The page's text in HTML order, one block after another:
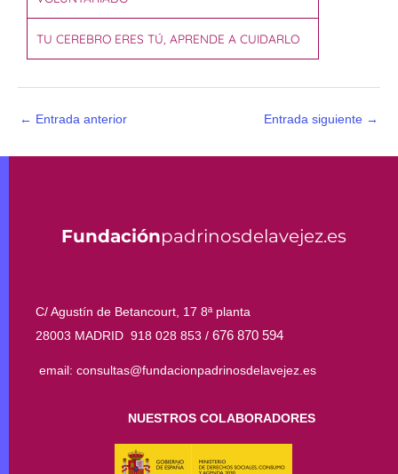
TU CEREBRO ERES TÚ, APRENDE A CUIDARLO
← Entrada anterior Entrada siguiente →
Fundaciónpadrinosdelavejez.es
C/ Agustín de Betancourt, 17 8ª planta
28003 MADRID 918 028 853 / 676 870 594
email: consultas@fundacionpadrinosdelavejez.es
NUESTROS COLABORADORES